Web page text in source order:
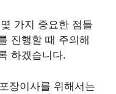
가지 중요한 점들
진행할 때 주의해
하겠습니다.
포장이사를 위해서는